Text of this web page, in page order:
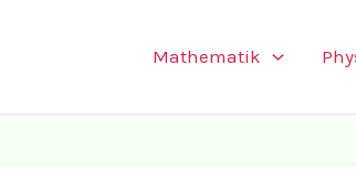
Mathematik